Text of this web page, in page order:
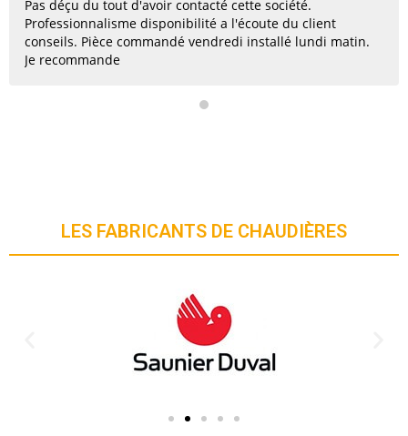
Très professionnel et honnête. Je recommande et le
rappelerai sans hésiter si j'ai besoin
LES FABRICANTS DE CHAUDIÈRES